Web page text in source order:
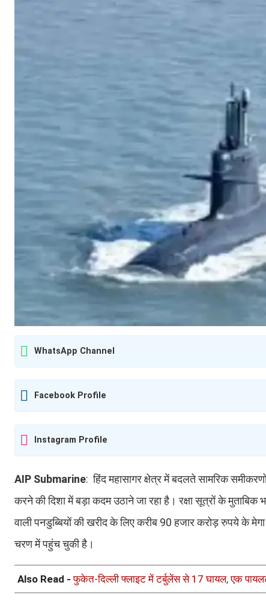
WhatsApp Channel
Facebook Profile
Instagram Profile
AIP Submarine: हिंद महासागर क्षेत्र में बदलते सामरिक
करने की दिशा में बड़ा कदम उठाने जा रहा है। रक्षा सूत्रों के
वाली पनडुब्बियों की खरीद के लिए करीब 90 हजार करोड़ रुपये के
चरण में पहुंच चुकी है।
Also Read -फुकेत-दिल्ली फ्लाइट में टर्बुलेंस से 17 घायल, एक